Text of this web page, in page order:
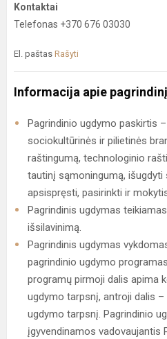
Kontaktai
Telefonas +370 676 03030
El. paštas Rašyti
Informacija apie
Pagrindinio ugdymo paskirtis
sociokultūrinės ir pilietinės
raštingumą, technologinio
tautinį sąmoningumą, išugdyti
apsispręsti, pasirinkti ir
Pagrindinis ugdymas
išsilavinimą.
Pagrindinis ugdymas
pagrindinio ugdymo
programų pirmoji dalis apima
ugdymo tarpsnį, antroji dalis
ugdymo tarpsnį. Pagrindinio
įgyvendinamos vadovaujantis